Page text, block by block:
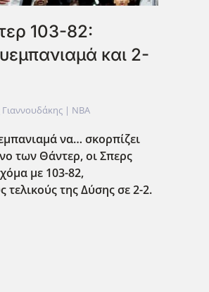
103-82:
και 2-
| NBA
να… σκορπίζει
των Θάντερ, οι Σπερς
με 103-82,
τελικούς της Δύσης σε 2-2.